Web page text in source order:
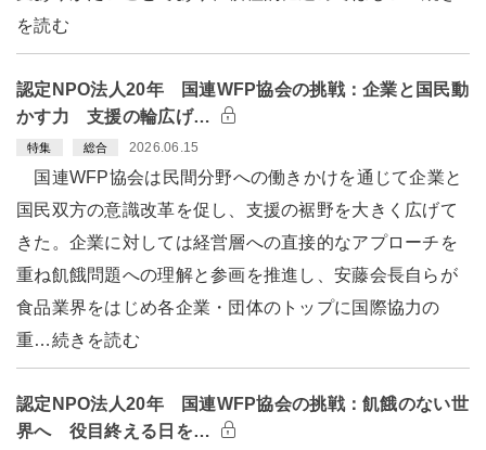
を読む
認定NPO法人20年 国連WFP協会の挑戦：企業と国民動
かす力 支援の輪広げ…
特集 総合 2026.06.15
国連WFP協会は民間分野への働きかけを通じて企業と
国民双方の意識改革を促し、支援の裾野を大きく広げて
きた。企業に対しては経営層への直接的なアプローチを
重ね飢餓問題への理解と参画を推進し、安藤会長自らが
食品業界をはじめ各企業・団体のトップに国際協力の
重…続きを読む
認定NPO法人20年 国連WFP協会の挑戦：飢餓のない世
界へ 役目終える日を…